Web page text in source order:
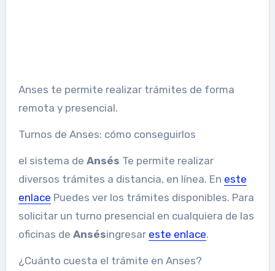
Anses te permite realizar trámites de forma
remota y presencial.
Turnos de Anses: cómo conseguirlos
el sistema de Ansés Te permite realizar
diversos trámites a distancia, en línea. En este
enlace Puedes ver los trámites disponibles. Para
solicitar un turno presencial en cualquiera de las
oficinas de Ansésingresar este enlace.
¿Cuánto cuesta el trámite en Anses?